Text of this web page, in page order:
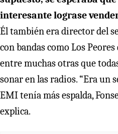
interesante lograse
Él también era director del
con bandas como Los
entre muchas otras que
sonar en las radios. “Era un
EMI tenía más espalda,
explica.